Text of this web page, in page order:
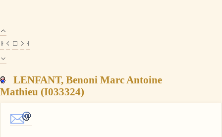
LENFANT, Benoni Marc Antoine
Mathieu (I033324)